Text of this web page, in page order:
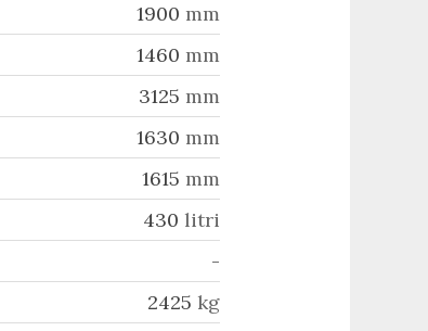
1900 mm
1460 mm
3125 mm
1630 mm
1615 mm
430 litri
-
2425 kg